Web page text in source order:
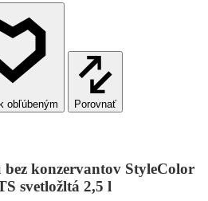
Porovnať
konzervantov StyleColor
svetložltá 2,5 l